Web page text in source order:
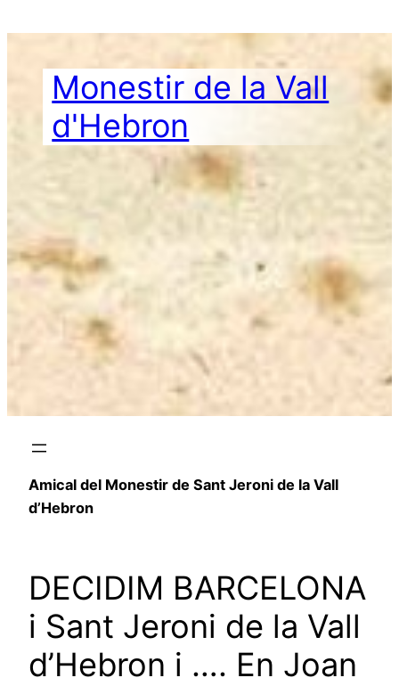
contingut
Monestir de la Vall
d'Hebron
Amical del Monestir de Sant Jeroni de la Vall
d’Hebron
DECIDIM BARCELONA
i Sant Jeroni de la Vall
d’Hebron i …. En Joan